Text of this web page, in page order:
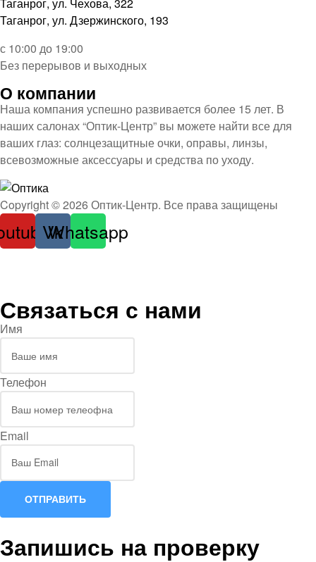
Таганрог, ул. Чехова, 322
Таганрог, ул. Дзержинского, 193
с 10:00 до 19:00
Без перерывов и выходных
О компании
Наша компания успешно развивается более 15 лет. В
наших салонах “Оптик-Центр” вы можете найти все для
ваших глаз: солнцезащитные очки, оправы, линзы,
всевозможные аксессуары и средства по уходу.
Оптика
Copyright © 2026 Оптик-Центр. Все права защищены
Vk
Whatsapp
Связаться с нами
Имя
Телефон
Email
ОТПРАВИТЬ
Запишись на проверку